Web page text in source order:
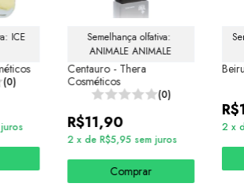
ICE
(0)
Semelhança olfativa:
ANIMALE ANIMALE
Centauro - Thera
Cosméticos
(0)
R$11,90
2 xdeR$5,95 sem juros
Comprar
2 x